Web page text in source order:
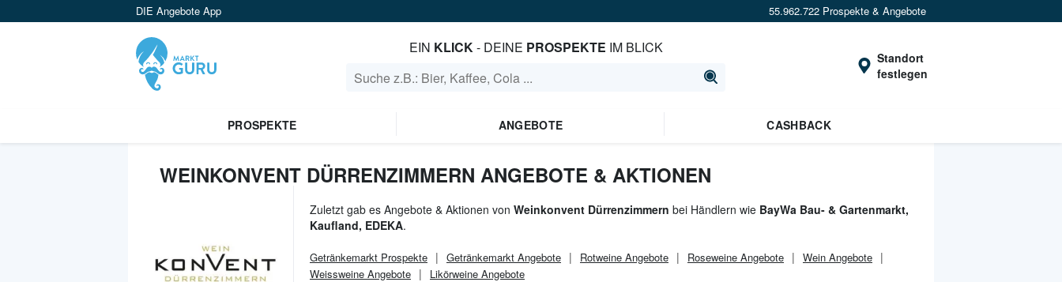
DIE Angebote App 55.962.722 Prospekte & Angebote
EIN KLICK- DEINE PROSPEKTE IM BLICK
Standort
festlegen
PROSPEKTE ANGEBOTE CASHBACK
WEINKONVENT DÜRRENZIMMERN ANGEBOTE & AKTIONEN
Zuletzt gab es Angebote & Aktionen von Weinkonvent Dürrenzimmern bei Händlern wie BayWa Bau- & Gartenmarkt,
Kaufland, EDEKA.
Getränkemarkt Prospekte Getränkemarkt Angebote Rotweine Angebote Roseweine Angebote
Wein Angebote
Weissweine Angebote
Likörweine Angebote